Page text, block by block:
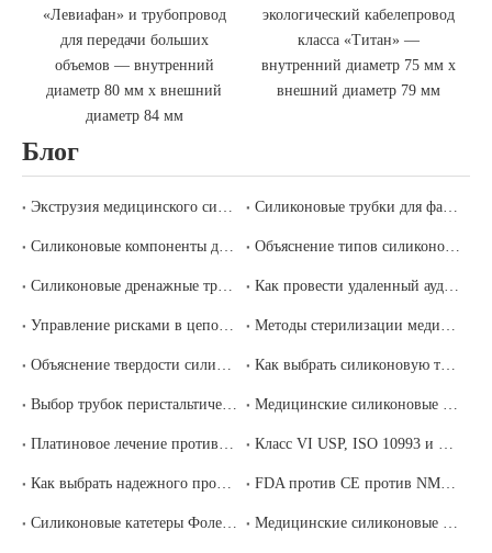
«Левиафан» и трубопровод
для передачи больших
объемов — внутренний
диаметр 80 мм x внешний
диаметр 84 мм
экологический кабелепровод
класса «Титан» —
внутренний диаметр 75 мм x
внешний диаметр 79 мм
Блог
Экструзия медицинского силикона, литье под давлением или компрессионное формование: какой процесс подходит для вашего компонента? Силиконовые трубки для фармацевтического производства: экстрагируемые вещества, выщелачиваемые вещества и соответствие нормативным требованиям
Силиконовые компоненты для устройств инфузионной и внутривенной терапии: требования соответствия и выбор поставщика Объяснение типов силиконовых катетеров: Фолея, Нелатона, аспирационного и дренажного — как выбрать правильный
Силиконовые дренажные трубки и закрытые дренажные системы: клинические требования и руководство по выбору поставщиков Как провести удаленный аудит завода китайского производителя медицинского силикона
Управление рисками в цепочке поставок медицинского силикона: как построить устойчивую стратегию поставок Методы стерилизации медицинских силиконовых изделий: сравнение автоклава, EtO, гамма-излучения и электронного луча
Объяснение твердости силикона по Шору A: как выбрать правильный твердомер для вашего медицинского применения Как выбрать силиконовую трубку медицинского назначения: полная спецификация и руководство по поиску для покупателей в сфере здравоохранения
Выбор трубок перистальтического насоса: свойства материала, факторы производительности и как сделать это правильно Медицинские силиконовые изделия на заказ: полный процесс OEM/ODM от концепции до поставки
Платиновое лечение против. Силикон, отверждаемый перекисью: какой выбрать для медицинского оборудования? Класс VI USP, ISO 10993 и FDA 21 CFR 177.2600: какая сертификация медицинского силикона вам действительно нужна?
Как выбрать надежного производителя медицинского силикона в Китае: пошаговое руководство по оценке для покупателей со всего мира FDA против CE против NMPA: соблюдение правил медицинского оборудования для силиконовых изделий
Силиконовые катетеры Фолея: свойства материала и стандарты производства Медицинские силиконовые трубки для дыхательных контуров: требования соответствия